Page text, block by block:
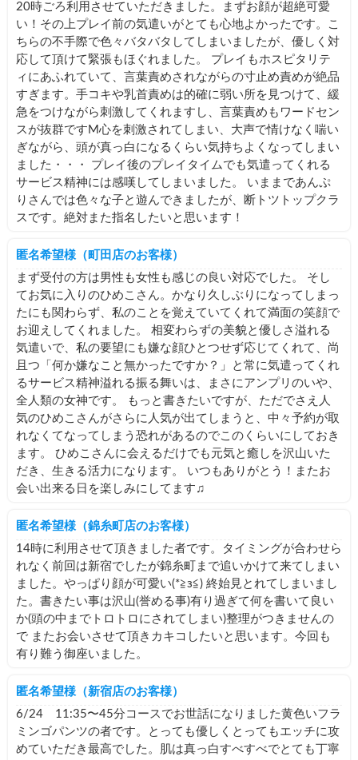
20時ごろ利用させていただきました。まずお顔が超絶可愛
い！その上プレイ前の気遣いがとても心地よかったです。こ
ちらの不手際で色々バタバタしてしまいましたが、優しく対
応して頂けて緊張もほぐれました。 プレイもホスピタリテ
ィにあふれていて、言葉責めされながらの寸止め責めが絶品
すぎます。手コキや乳首責めは的確に弱い所を見つけて、緩
急をつけながら刺激してくれますし、言葉責めもワードセン
スが抜群ですM心を刺激されてしまい、大声で情けなく喘い
ぎながら、頭が真っ白になるくらい気持ちよくなってしまい
ました・・・ プレイ後のプレイタイムでも気遣ってくれる
サービス精神には感嘆してしまいました。 いままであんぷ
りさんでは色々な子と遊んできましたが、断トツトップクラ
スです。絶対また指名したいと思います！
匿名希望様（町田店のお客様）
まず受付の方は男性も女性も感じの良い対応でした。 そし
てお気に入りのひめこさん。かなり久しぶりになってしまっ
たにも関わらず、私のことを覚えていてくれて満面の笑顔で
お迎えしてくれました。 相変わらずの美貌と優しさ溢れる
気遣いで、私の要望にも嫌な顔ひとつせず応じてくれて、尚
且つ「何か嫌なこと無かったですか？」と常に気遣ってくれ
るサービス精神溢れる振る舞いは、まさにアンプリのいや、
全人類の女神です。 もっと書きたいですが、ただでさえ人
気のひめこさんがさらに人気が出てしまうと、中々予約が取
れなくてなってしまう恐れがあるのでこのくらいにしておき
ます。 ひめこさんに会えるだけでも元気と癒しを沢山いた
だき、生きる活力になります。 いつもありがとう！またお
会い出来る日を楽しみにしてます♫
匿名希望様（錦糸町店のお客様）
14時に利用させて頂きました者です。タイミングが合わせら
れなく前回は新宿でしたが錦糸町まで追いかけて来てしまい
ました。やっぱり顔が可愛い(*≧з≦) 終始見とれてしまいまし
た。書きたい事は沢山(誉める事)有り過ぎて何を書いて良い
か(頭の中までトロトロにされてしまい)整理がつきませんの
で またお会いさせて頂きカキコしたいと思います。今回も
有り難う御座いました。
匿名希望様（新宿店のお客様）
6/24 11:35〜45分コースでお世話になりました黄色いフラ
ミンゴパンツの者です。とっても優しくとってもエッチに攻
めていただき最高でした。肌は真っ白すべすべでとても丁寧